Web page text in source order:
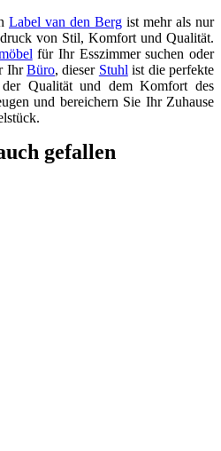
Label van den Berg ist mehr als nur
von Stil, Komfort und Qualität.
für Ihr Esszimmer suchen oder
IhrBüro, dieser Stuhl ist die perfekte
Qualität und dem Komfort des
und bereichern Sie Ihr Zuhause
gefallen